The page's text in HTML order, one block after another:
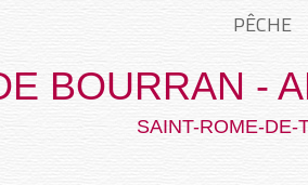
PÊCHE
BOURRAN -
SAINT-ROME-DE-